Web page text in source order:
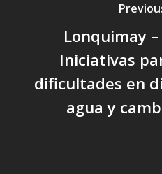
Lonquimay
Iniciativas
dificultades en
agua y